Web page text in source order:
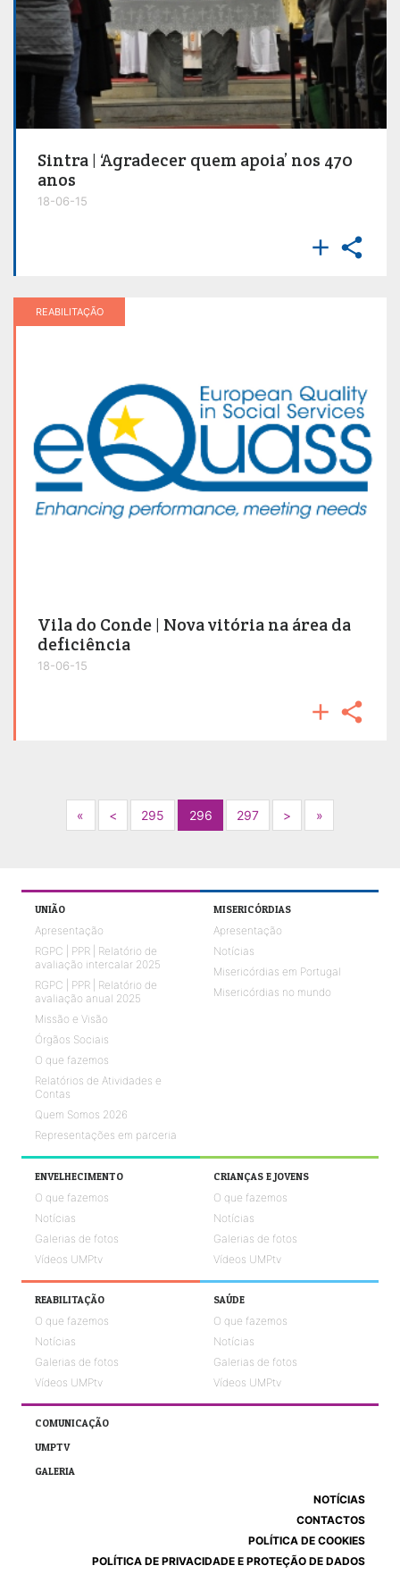
Sintra | ‘Agradecer quem apoia’ nos 470
anos
18-06-15
 
REABILITAÇÃO
Vila do Conde | Nova vitória na área da
deficiência
18-06-15
 
« Next<Previous
295 296 297 > Next»Next
UNIÃO
Apresentação
RGPC | PPR | Relatório de
avaliação intercalar 2025
RGPC | PPR | Relatório de
avaliação anual 2025
Missão e Visão
Órgãos Sociais
O que fazemos
Relatórios de Atividades e
Contas
Quem Somos 2026
Representações em parceria
MISERICÓRDIAS
Apresentação
Notícias
Misericórdias em Portugal
Misericórdias no mundo
ENVELHECIMENTO
O que fazemos
Notícias
Galerias de fotos
Vídeos UMPtv
CRIANÇAS E JOVENS
O que fazemos
Notícias
Galerias de fotos
Vídeos UMPtv
REABILITAÇÃO
O que fazemos
Notícias
Galerias de fotos
Vídeos UMPtv
SAÚDE
O que fazemos
Notícias
Galerias de fotos
Vídeos UMPtv
COMUNICAÇÃO
UMPTV
GALERIA
NOTÍCIAS
CONTACTOS
POLÍTICA DE COOKIES
POLÍTICA DE PRIVACIDADE E PROTEÇÃO DE DADOS